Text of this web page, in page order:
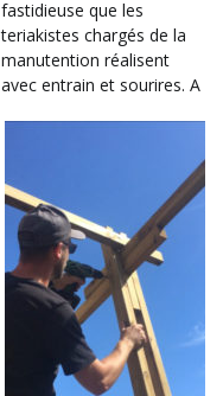
fastidieuse que les
teriakistes chargés de la
manutention réalisent
avec entrain et sourires. A